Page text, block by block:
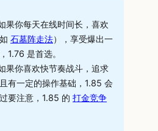
果你每天在线时间长，喜欢
石墓阵走法），享受爆出一
1.76 是首选。
果你喜欢快节奏战斗，追求
有一定的操作基础，1.85 会
要注意，1.85 的 打金竞争